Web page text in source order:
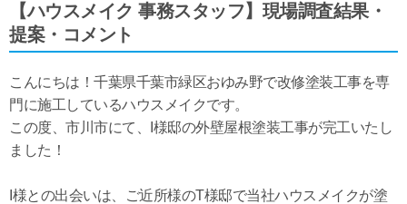
【ハウスメイク 事務スタッフ】現場調査結果・
提案・コメント
こんにちは！千葉県千葉市緑区おゆみ野で改修塗装工事を専
門に施工しているハウスメイクです。
この度、市川市にて、I様邸の外壁屋根塗装工事が完工いたし
ました！
I様との出会いは、ご近所様のT様邸で当社ハウスメイクが塗